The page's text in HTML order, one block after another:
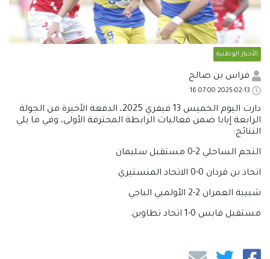
الأخبار الوطنية
فراس بن صالح
دارت اليوم الخميس 13 فيفري 2025، الدفعة الأخيرة من الجولة
الرابعة إيابا ضمن فعاليات الرابطة المحترفة الأولى، وفي ما يلي
النتائج:
النجم الساحلي 2-0 مستقبل سليمان
اتحاد بن قردان 0-0 الاتحاد المنستيري
شبيبة العمران 2-2 الأولمبي الباجي
مستقبل قابس 0-1 اتحاد تطاوين.